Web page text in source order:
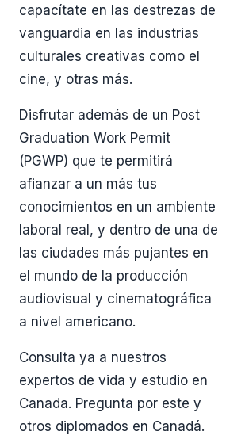
capacítate en las destrezas de
vanguardia en las industrias
culturales creativas como el
cine, y otras más.
Disfrutar además de un Post
Graduation Work Permit
(PGWP) que te permitirá
afianzar a un más tus
conocimientos en un ambiente
laboral real, y dentro de una de
las ciudades más pujantes en
el mundo de la producción
audiovisual y cinematográfica
a nivel americano.
Consulta ya a nuestros
expertos de vida y estudio en
Canada. Pregunta por este y
otros diplomados en Canadá.